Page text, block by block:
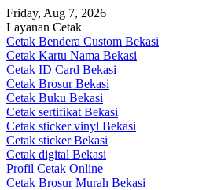
Skip
to
content
Friday, Aug 7, 2026
Layanan Cetak
Cetak Bendera Custom Bekasi
Cetak Kartu Nama Bekasi
Cetak ID Card Bekasi
Cetak Brosur Bekasi
Cetak Buku Bekasi
Cetak sertifikat Bekasi
Cetak sticker vinyl Bekasi
Cetak sticker Bekasi
Cetak digital Bekasi
Profil Cetak Online
Cetak Brosur Murah Bekasi